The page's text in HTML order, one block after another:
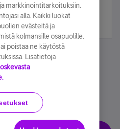
statement
markkinointitarkoituksiin.
alla. Kaikki luokat
evästeitä ja
kolmansille osapuolille.
poistaa ne käytöstä
Lisätietoja